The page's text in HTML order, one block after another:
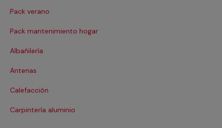
Pack verano
Pack mantenimiento hogar
Albañilería
Antenas
Calefacción
Carpintería aluminio